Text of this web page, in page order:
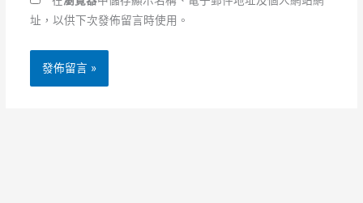
址，以供下次發佈留言時使用。